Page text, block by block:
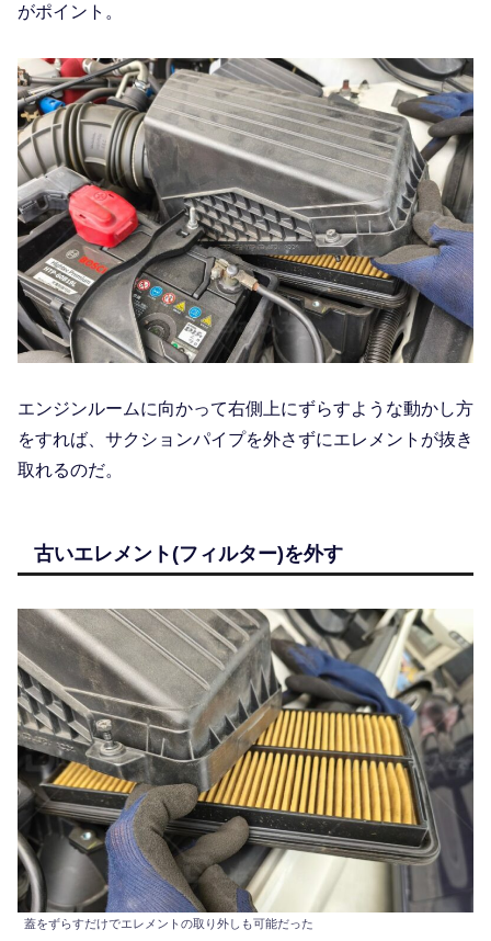
がポイント。
エンジンルームに向かって右側上にずらすような動かし方
をすれば、サクションパイプを外さずにエレメントが抜き
取れるのだ。
古いエレメント(フィルター)を外す
蓋をずらすだけでエレメントの取り外しも可能だった